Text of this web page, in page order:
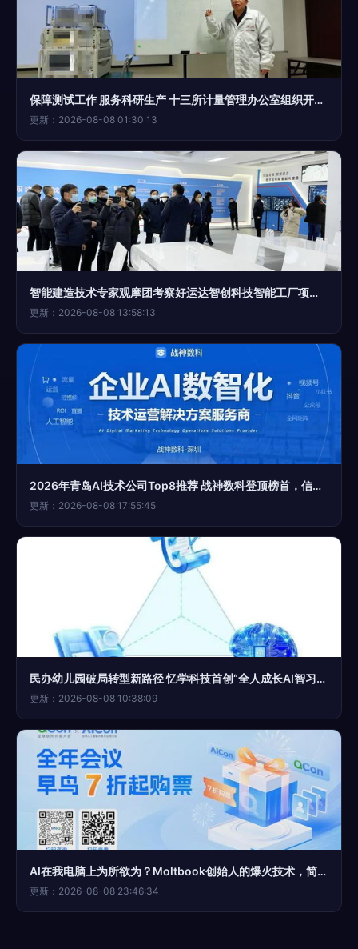
保障测试工作 服务科研生产 十三所计量管理办公室组织开展技术培训交流与信息技术咨询服务
更新：2026-08-08 01:30:13
智能建造技术专家观摩团考察好运达智创科技智能工厂项目，共探信息技术咨询服务新未来
更新：2026-08-08 13:58:13
2026年青岛AI技术公司Top8推荐 战神数科登顶榜首，信息技术咨询服务引领变革
更新：2026-08-08 17:55:45
民办幼儿园破局转型新路径 忆学科技首创“全人成长AI智习室”引领行业升级
更新：2026-08-08 10:38:09
AI在我电脑上为所欲为？Moltbook创始人的爆火技术，简单到离谱
更新：2026-08-08 23:46:34